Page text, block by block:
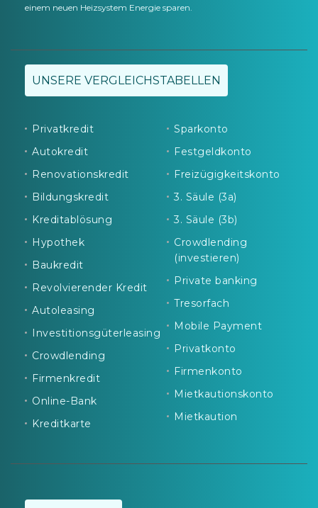
einem neuen Heizsystem Energie sparen.
UNSERE VERGLEICHSTABELLEN
Privatkredit
Autokredit
Renovationskredit
Bildungskredit
Kreditablösung
Hypothek
Baukredit
Revolvierender Kredit
Autoleasing
Investitionsgüterleasing
Crowdlending
Firmenkredit
Online-Bank
Kreditkarte
Sparkonto
Festgeldkonto
Freizügigkeitskonto
3. Säule (3a)
3. Säule (3b)
Crowdlending
(investieren)
Private banking
Tresorfach
Mobile Payment
Privatkonto
Firmenkonto
Mietkautionskonto
Mietkaution